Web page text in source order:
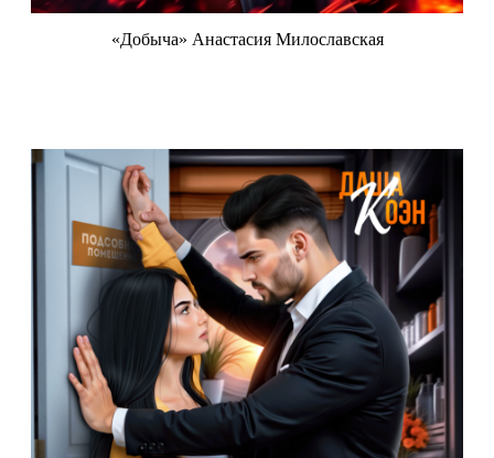
«Добыча» Анастасия Милославская